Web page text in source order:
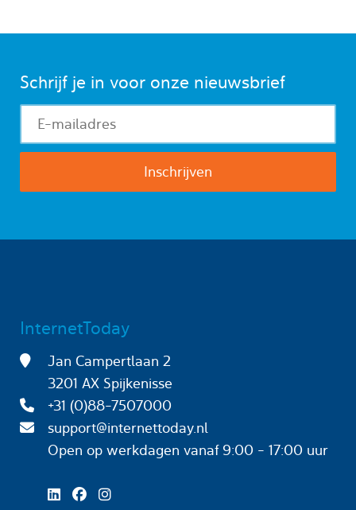
Schrijf je in voor onze nieuwsbrief
InternetToday
Jan Campertlaan 2
3201 AX Spijkenisse
+31 (0)88-7507000
support@internettoday.nl
Open op werkdagen
vanaf 9:00 - 17:00 uur